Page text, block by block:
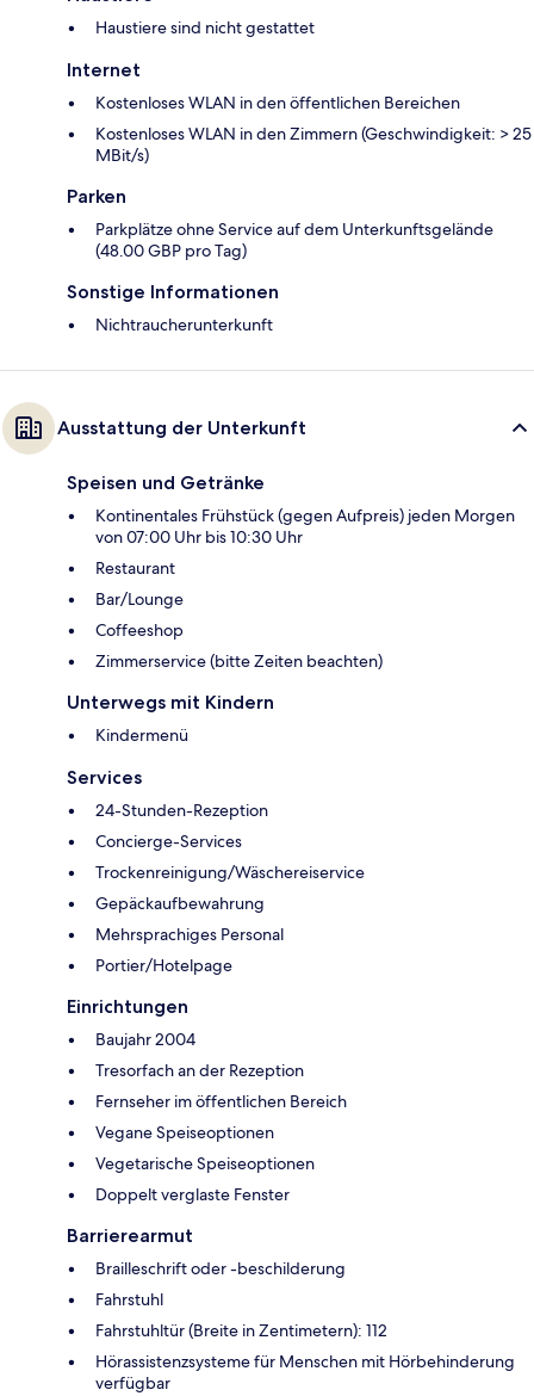
Haustiere sind nicht gestattet
Internet
Kostenloses WLAN in den öffentlichen Bereichen
Kostenloses WLAN in den Zimmern (Geschwindigkeit: > 25
MBit/s)
Parken
Parkplätze ohne Service auf dem Unterkunftsgelände
(48.00 GBP pro Tag)
Sonstige Informationen
Nichtraucherunterkunft
Ausstattung der Unterkunft
Speisen und Getränke
Kontinentales Frühstück (gegen Aufpreis) jeden Morgen
von 07:00 Uhr bis 10:30 Uhr
Restaurant
Bar/Lounge
Coffeeshop
Zimmerservice (bitte Zeiten beachten)
Unterwegs mit Kindern
Kindermenü
Services
24-Stunden-Rezeption
Concierge-Services
Trockenreinigung/Wäschereiservice
Gepäckaufbewahrung
Mehrsprachiges Personal
Portier/Hotelpage
Einrichtungen
Baujahr 2004
Tresorfach an der Rezeption
Fernseher im öffentlichen Bereich
Vegane Speiseoptionen
Vegetarische Speiseoptionen
Doppelt verglaste Fenster
Barrierearmut
Brailleschrift oder -beschilderung
Fahrstuhl
Fahrstuhltür (Breite in Zentimetern): 112
Hörassistenzsysteme für Menschen mit Hörbehinderung
verfügbar